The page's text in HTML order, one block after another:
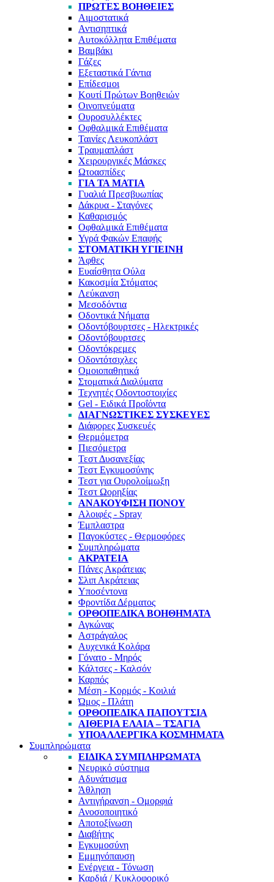
ΠΡΏΤΕΣ ΒΟΉΘΕΙΕΣ
Αιμοστατικά
Αντισηπτικά
Αυτοκόλλητα Επιθέματα
Βαμβάκι
Γάζες
Εξεταστικά Γάντια
Επίδεσμοι
Κουτί Πρώτων Βοηθειών
Οινοπνεύματα
Ουροσυλλέκτες
Οφθαλμικά Επιθέματα
Ταινίες Λευκοπλάστ
Τραυμαπλάστ
Χειρουργικές Μάσκες
Ωτοασπίδες
ΓΙΑ ΤΑ ΜΆΤΙΑ
Γυαλιά Πρεσβυωπίας
Δάκρυα - Σταγόνες
Καθαρισμός
Οφθαλμικά Επιθέματα
Υγρά Φακών Επαφής
ΣΤΟΜΑΤΙΚΉ ΥΓΙΕΙΝΉ
Άφθες
Ευαίσθητα Ούλα
Κακοσμία Στόματος
Λεύκανση
Μεσοδόντια
Οδοντικά Νήματα
Οδοντόβουρτσες - Ηλεκτρικές
Οδοντόβουρτσες
Οδοντόκρεμες
Οδοντότσιχλες
Ομοιοπαθητικά
Στοματικά Διαλύματα
Τεχνητές Οδοντοστοιχίες
Gel - Ειδικά Προΐόντα
ΔΙΑΓΝΩΣΤΙΚΈΣ ΣΥΣΚΕΥΈΣ
Διάφορες Συσκευές
Θερμόμετρα
Πιεσόμετρα
Τεστ Δυσανεξίας
Τεστ Εγκυμοσύνης
Τεστ για Ουρολοίμωξη
Τεστ Ωορηξίας
ΑΝΑΚΟΎΦΙΣΗ ΠΌΝΟΥ
Αλοιφές - Spray
Έμπλαστρα
Παγοκύστες - Θερμοφόρες
Συμπληρώματα
ΑΚΡΆΤΕΙΑ
Πάνες Ακράτειας
Σλιπ Ακράτειας
Υποσέντονα
Φροντίδα Δέρματος
ΟΡΘΟΠΕΔΙΚΆ ΒΟΗΘΉΜΑΤΑ
Αγκώνας
Αστράγαλος
Αυχενικά Κολάρα
Γόνατο - Μηρός
Κάλτσες - Καλσόν
Καρπός
Μέση - Κορμός - Κοιλιά
Ώμος - Πλάτη
ΟΡΘΟΠΕΔΙΚΆ ΠΑΠΟΎΤΣΙΑ
ΑΙΘΈΡΙΑ ΈΛΑΙΑ – ΤΣΆΓΙΑ
ΥΠΟΑΛΛΕΡΓΙΚΆ ΚΟΣΜΉΜΑΤΑ
Συμπληρώματα
ΕΙΔΙΚΆ ΣΥΜΠΛΗΡΏΜΑΤΑ
Νευρικό σύστημα
Αδυνάτισμα
Άθληση
Αντιγήρανση - Ομορφιά
Ανοσοποιητικό
Αποτοξίνωση
Διαβήτης
Εγκυμοσύνη
Εμμηνόπαυση
Ενέργεια - Τόνωση
Καρδιά / Κυκλοφορικό